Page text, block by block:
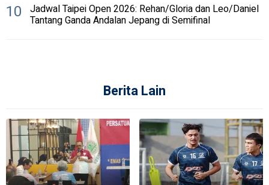
10 Jadwal Taipei Open 2026: Rehan/Gloria dan Leo/Daniel
Tantang Ganda Andalan Jepang di Semifinal
Berita Lain